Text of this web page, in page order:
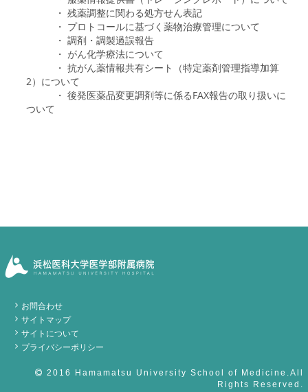
・ 残薬調整に関わる処方せん表記
・ プロトコールに基づく薬物治療管理について
・ 調剤・調製過誤報告
・ がん化学療法について
・ 抗がん薬情報共有シート（特定薬剤管理指導加算
2）について
・ 後発医薬品変更調剤等に係るFAX報告の取り扱いに
ついて
お問合わせ
サイトマップ
サイトについて
プライバシーポリシー
2016 Hamamatsu University School of Medicine.All
Rights Reserved.